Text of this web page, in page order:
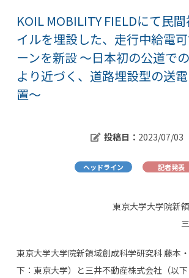
KOIL MOBILITY FIELDにて民
イルを埋設した、走行中給電
ーンを新設 ～日本初の公道で
より近づく、道路埋設型の送
置～
投稿日： 2023/07/03
ヘッドライン 記者発表
東京大学大学院新
東京大学大学院新領域創成科学研究科 藤本
下：東京大学）と三井不動産株式会社（以下